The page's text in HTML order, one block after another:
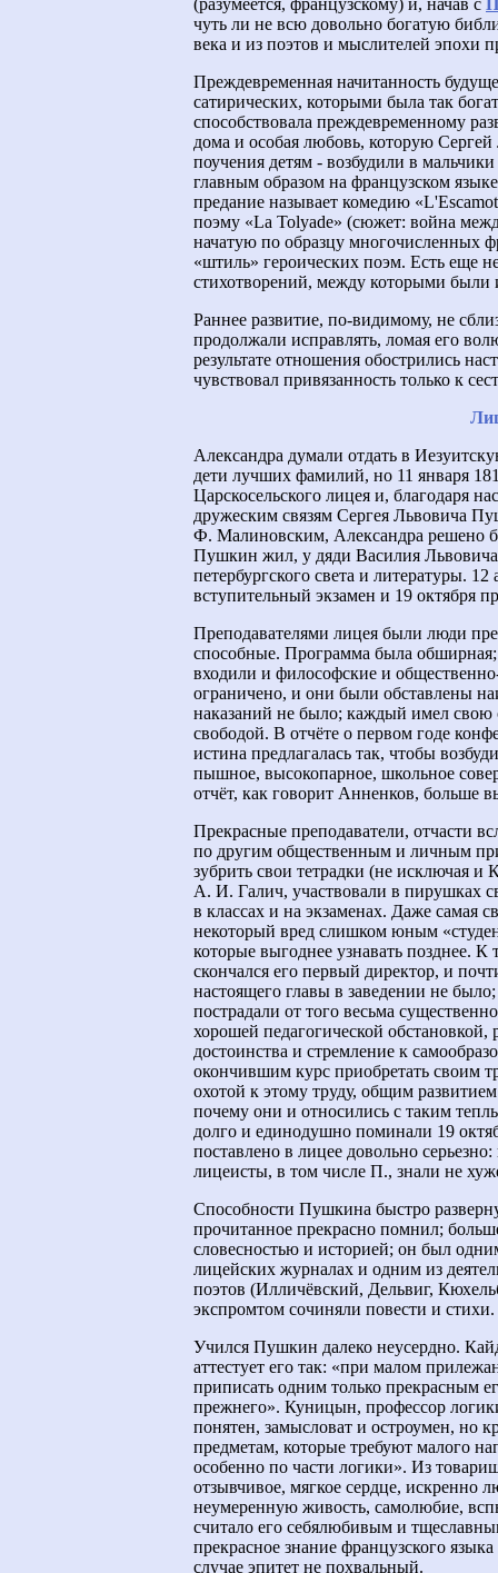
(разумеется, французскому) и, начав с
чуть ли не всю довольно богатую
века и из поэтов и мыслителей эпохи
Преждевременная начитанность
сатирических, которыми была так
способствовала преждевременному
дома и особая любовь, которую
поучения детям - возбудили в
главным образом на французском
предание называет комедию
поэму «La Tolyade» (сюжет: война
начатую по образцу многочисленных
«штиль» героических поэм. Есть еще
стихотворений, между которыми были
Раннее развитие, по-видимому, не
продолжали исправлять, ломая его
результате отношения обострились
чувствовал привязанность только к
Александра думали отдать в
дети лучших фамилий, но 11 января
Царскосельского лицея и, благодаря
дружеским связям Сергея Львовича
Ф. Малиновским, Александра решено
Пушкин жил, у дяди Василия Львовича
петербургского света и литературы.
вступительный экзамен и 19 октября
Преподавателями лицея были люди
способные. Программа была
входили и философские и
ограничено, и они были обставлены
наказаний не было; каждый имел свою
свободой. В отчёте о первом годе
истина предлагалась так, чтобы
пышное, высокопарное, школьное
отчёт, как говорит Анненков, больше
Прекрасные преподаватели, отчасти
по другим общественным и личным
зубрить свои тетрадки (не исключая
А. И. Галич, участвовали в пирушках
в классах и на экзаменах. Даже самая
некоторый вред слишком юным
которые выгоднее узнавать позднее.
скончался его первый директор, и
настоящего главы в заведении не
пострадали от того весьма
хорошей педагогической обстановкой,
достоинства и стремление к
окончившим курс приобретать своим
охотой к этому труду, общим
почему они и относились с таким
долго и единодушно поминали 19
поставлено в лицее довольно
лицеисты, в том числе П., знали не
Способности Пушкина быстро
прочитанное прекрасно помнил;
словесностью и историей; он был
лицейских журналах и одним из
поэтов (Илличёвский, Дельвиг,
экспромтом сочиняли повести и стихи.
Учился Пушкин далеко неусердно.
аттестует его так: «при малом
приписать одним только прекрасным
прежнего». Куницын, профессор
понятен, замысловат и остроумен, но
предметам, которые требуют малого
особенно по части логики». Из
отзывчивое, мягкое сердце, искренно
неумеренную живость, самолюбие,
считало его себялюбивым и
прекрасное знание французского
случае эпитет не похвальный.